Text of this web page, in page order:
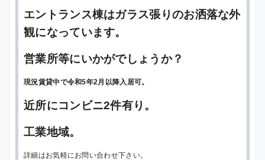
エントランス棟はガラス張りのお洒落な外
観になっています。
営業所等にいかがでしょうか？
現況賃貸中で令和5年2月以降入居可。
近所にコンビニ2件有り。
工業地域。
詳細はお気軽にお問い合わせ下さい。